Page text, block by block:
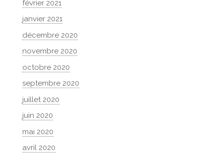
février 2021
janvier 2021
décembre 2020
novembre 2020
octobre 2020
septembre 2020
juillet 2020
juin 2020
mai 2020
avril 2020